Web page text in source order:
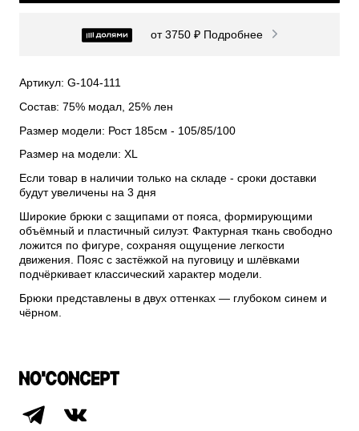
от 3750 ₽ Подробнее
Артикул: G-104-111
Состав: 75% модал, 25% лен
Размер модели: Рост 185см - 105/85/100
Размер на модели: XL
Если товар в наличии только на складе - сроки доставки
будут увеличены на 3 дня
Широкие брюки с защипами от пояса, формирующими
объёмный и пластичный силуэт. Фактурная ткань свободно
ложится по фигуре, сохраняя ощущение легкости
движения. Пояс с застёжкой на пуговицу и шлёвками
подчёркивает классический характер модели.
Брюки представлены в двух оттенках — глубоком синем и
чёрном.